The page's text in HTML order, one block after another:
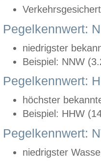
Pegelkennwert:
niedrigster
Beispiel: NNW
Pegelkennwert:
höchster
Beispiel: HHW
Pegelkennwert:
niedrigster